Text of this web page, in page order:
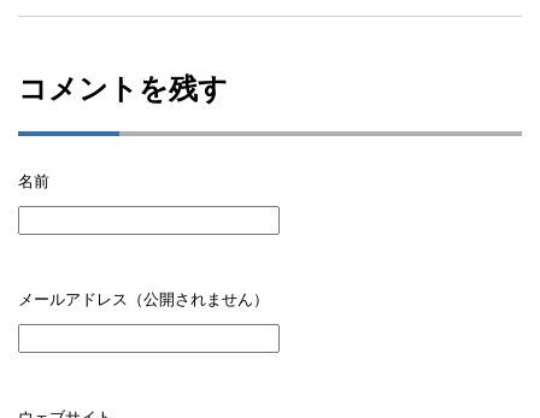
コメントを残す
名前
メールアドレス（公開されません）